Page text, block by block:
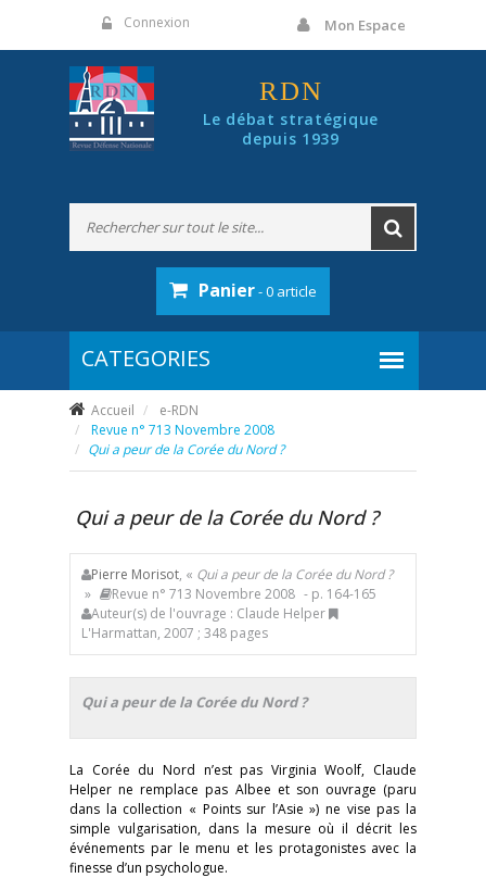
Connexion Mon Espace
RDN
Le débat stratégique
depuis 1939
Panier- 0 article
Accueil
e-RDN
Revue n° 713 Novembre 2008
Qui a peur de la Corée du Nord ?
Qui a peur de la Corée du Nord ?
Pierre Morisot, « Qui a peur de la Corée du Nord ?
»
Revue n° 713 Novembre 2008 - p. 164-165
Auteur(s) de l'ouvrage : Claude Helper
L'Harmattan, 2007 ; 348 pages
Qui a peur de la Corée du Nord ?
La Corée du Nord n’est pas Virginia Woolf, Claude
Helper ne remplace pas Albee et son ouvrage (paru
dans la collection « Points sur l’Asie ») ne vise pas la
simple vulgarisation, dans la mesure où il décrit les
événements par le menu et les protagonistes avec la
finesse d’un psychologue.